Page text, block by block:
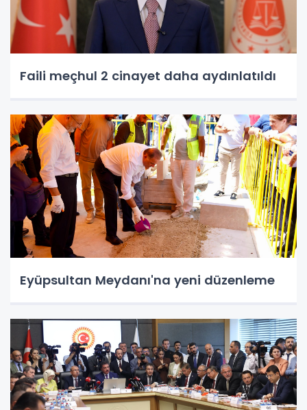
Faili meçhul 2 cinayet daha aydınlatıldı
Eyüpsultan Meydanı'na yeni düzenleme